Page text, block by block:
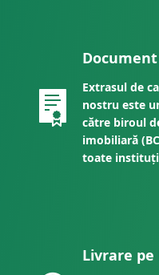
Extrasul de
nostru este
către biroul
imobiliară
toate
Livrare pe